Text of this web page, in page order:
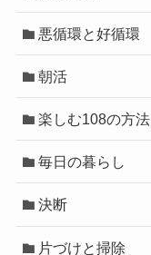
悪循環と好循環
朝活
楽しむ108の方法
毎日の暮らし
決断
片づけと掃除